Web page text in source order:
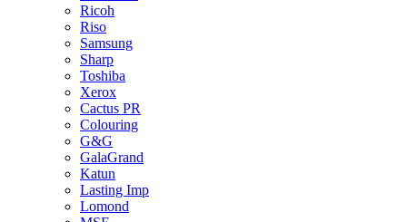
Ricoh
Riso
Samsung
Sharp
Toshiba
Xerox
Cactus PR
Colouring
G&G
GalaGrand
Katun
Lasting Imp
Lomond